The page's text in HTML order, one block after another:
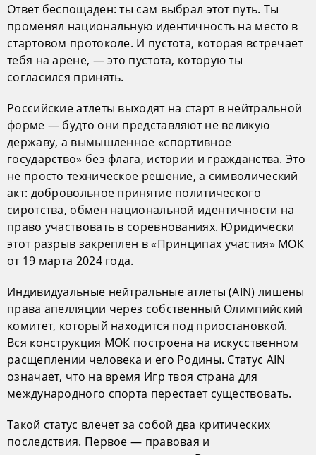
Ответ беспощаден: ты сам выбрал этот путь. Ты
променял национальную идентичность на место в
стартовом протоколе. И пустота, которая встречает
тебя на арене, — это пустота, которую ты
согласился принять.
Российские атлеты выходят на старт в нейтральной
форме — будто они представляют не великую
державу, а вымышленное «спортивное
государство» без флага, истории и гражданства. Это
не просто техническое решение, а символический
акт: добровольное принятие политического
сиротства, обмен национальной идентичности на
право участвовать в соревнованиях. Юридически
этот разрыв закреплен в «Принципах участия» МОК
от 19 марта 2024 года.
Индивидуальные нейтральные атлеты (AIN) лишены
права апелляции через собственный Олимпийский
комитет, который находится под приостановкой.
Вся конструкция МОК построена на искусственном
расщеплении человека и его Родины. Статус AIN
означает, что на время Игр твоя страна для
международного спорта перестает существовать.
Такой статус влечет за собой два критических
последствия. Первое — правовая и